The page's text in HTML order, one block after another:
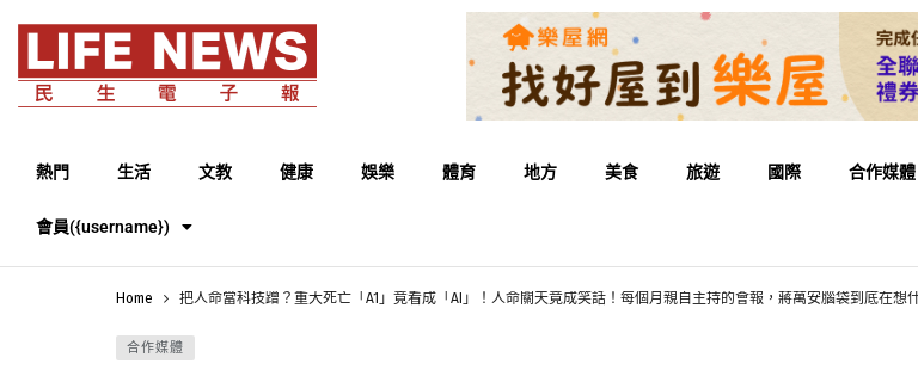
熱門 生活 文教 健康 娛樂 體育 地方 美食 旅遊 國際 合作媒體
會員({username})
Home 把人命當科技蹭？重大死亡「A1」竟看成「AI」！人命關天竟成笑話！每個月親自主持的會報，蔣萬安腦袋到底在
合作媒體